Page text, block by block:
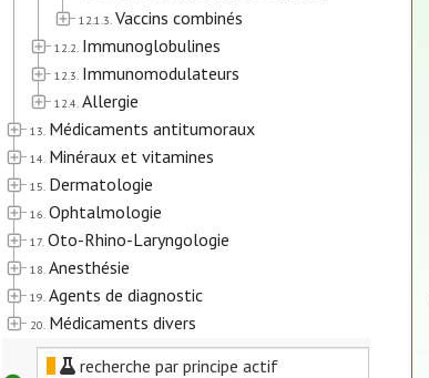
12.1.3. Vaccins combinés
12.2. Immunoglobulines
12.3. Immunomodulateurs
12.4. Allergie
13. Médicaments antitumoraux
14. Minéraux et vitamines
15. Dermatologie
16. Ophtalmologie
17. Oto-Rhino-Laryngologie
18. Anesthésie
19. Agents de diagnostic
20. Médicaments divers
recherche par principe actif